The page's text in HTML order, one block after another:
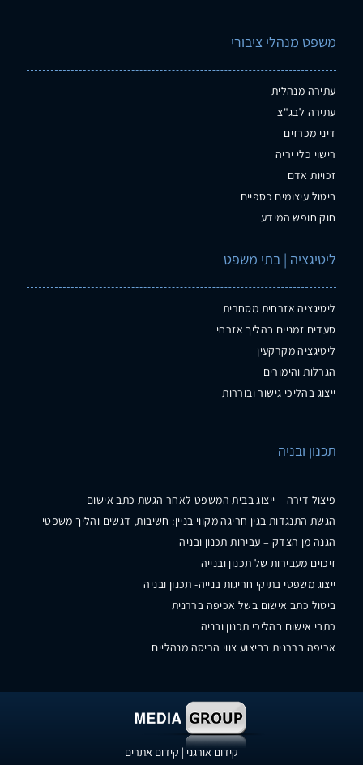
משפט מנהלי ציבורי
עתירה מנהלית
עתירה לבג"צ
דיני מכרזים
רישוי כלי יריה
זכויות אדם
ביטול עיצומים כספיים
חוק חופש המידע
ליטיגציה | בתי משפט
ליטיגציה אזרחית מסחרית
סעדים זמניים בהליך אזרחי
ליטיגציה מקרקעין
הגרלות והימורים
ייצוג בהליכי גישור ובוררות
תכנון ובניה
פיצול דירה – ייצוג בבית המשפט לאחר הגשת כתב אישום
הגשת התנגדות בגין חריגה מקווי בניין: חשיבות, דגשים והליך משפטי
הגנה מן הצדק – עבירות תכנון ובניה
זיכוים מעבירות של תכנון ובנייה
ייצוג משפטי בתיקי חריגות בנייה- תכנון ובניה
ביטול כתב אישום בשל אכיפה בררנית
כתבי אישום בהליכי תכנון ובניה
אכיפה בררנית בביצוע צווי הריסה מנהליים
קידום אורגני | קידום אתרים